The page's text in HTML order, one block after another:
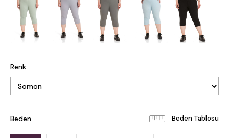
Renk
Beden Beden Tablosu